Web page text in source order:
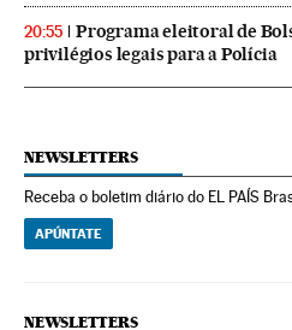
20:55
Programa eleitoral de
privilégios legais para a Polícia
NEWSLETTERS
Receba o boletim diário do EL PAÍS
APÚNTATE
NEWSLETTERS